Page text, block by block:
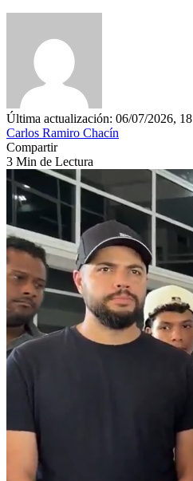
Última actualización: 06/07/2026, 18
Carlos Ramiro Chacín
Compartir
3 Min de Lectura